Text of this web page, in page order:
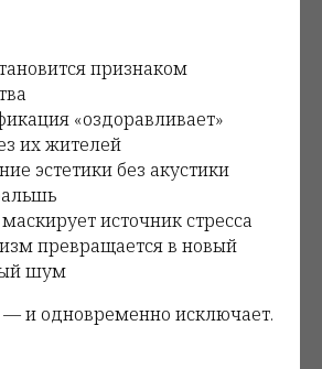
признаком
«оздоравливает»
их жителей
эстетики без акустики
источник стресса
превращается в новый
шум
и одновременно исключает.